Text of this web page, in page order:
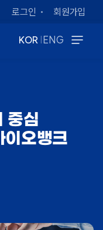
로그인 회원가입
KOR | ENG
중심
이오뱅크